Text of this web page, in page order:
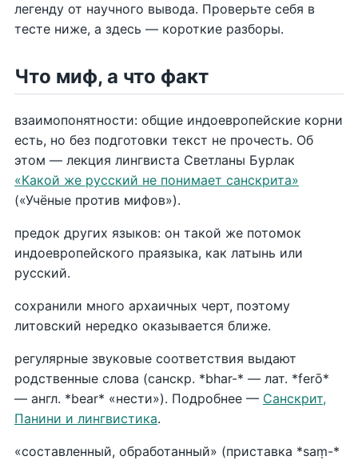
легенду от научного вывода. Проверьте себя в
тесте ниже, а здесь — короткие разборы.
Что миф, а что факт
взаимопонятности: общие индоевропейские корни
есть, но без подготовки текст не прочесть. Об
этом — лекция лингвиста Светланы Бурлак
«Какой же русский не понимает санскрита»
(«Учёные против мифов»).
предок других языков: он такой же потомок
индоевропейского праязыка, как латынь или
русский.
сохранили много архаичных черт, поэтому
литовский нередко оказывается ближе.
регулярные звуковые соответствия выдают
родственные слова (санскр. *bhar-* — лат. *ferō*
— англ. *bear* «нести»). Подробнее — Санскрит,
Панини и лингвистика.
«составленный, обработанный» (приставка *saṃ-*